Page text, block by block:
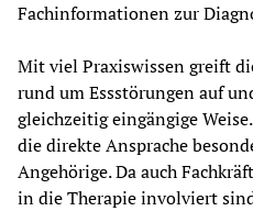
Fachinformationen zur
Mit viel Praxiswissen greift
rund um Essstörungen auf
gleichzeitig eingängige
die direkte Ansprache
Angehörige. Da auch
in die Therapie involviert